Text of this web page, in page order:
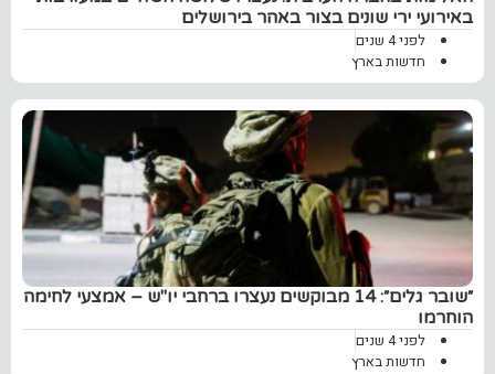
באירועי ירי שונים בצור באהר בירושלים
לפני 4 שנים
חדשות בארץ
״שובר גלים״: 14 מבוקשים נעצרו ברחבי יו"ש – אמצעי לחימה
הוחרמו
לפני 4 שנים
חדשות בארץ